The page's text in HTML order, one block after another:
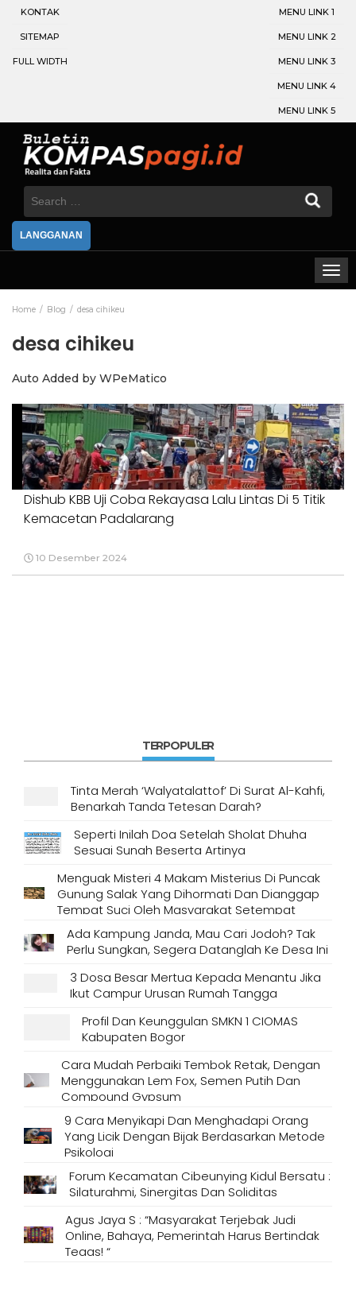
KONTAK
SITEMAP
FULL WIDTH
MENU LINK 1
MENU LINK 2
MENU LINK 3
MENU LINK 4
MENU LINK 5
Search
LANGGANAN
Home Blog desa cihikeu
desa cihikeu
Auto Added by WPeMatico
Dishub KBB Uji Coba Rekayasa Lalu Lintas Di 5 Titik
Kemacetan Padalarang
10 Desember 2024
TERPOPULER
Tinta Merah ‘Walyatalattof’ Di Surat Al-Kahfi,
Benarkah Tanda Tetesan Darah?
Seperti Inilah Doa Setelah Sholat Dhuha
Sesuai Sunah Beserta Artinya
Menguak Misteri 4 Makam Misterius Di Puncak
Gunung Salak Yang Dihormati Dan Dianggap
Tempat Suci Oleh Masyarakat Setempat
Ada Kampung Janda, Mau Cari Jodoh? Tak
Perlu Sungkan, Segera Datanglah Ke Desa Ini
3 Dosa Besar Mertua Kepada Menantu Jika
Ikut Campur Urusan Rumah Tangga
Profil Dan Keunggulan SMKN 1 CIOMAS
Kabupaten Bogor
Cara Mudah Perbaiki Tembok Retak, Dengan
Menggunakan Lem Fox, Semen Putih Dan
Compound Gypsum
9 Cara Menyikapi Dan Menghadapi Orang
Yang Licik Dengan Bijak Berdasarkan Metode
Psikologi
Forum Kecamatan Cibeunying Kidul Bersatu :
Silaturahmi, Sinergitas Dan Soliditas
Agus Jaya S : “Masyarakat Terjebak Judi
Online, Bahaya, Pemerintah Harus Bertindak
Tegas! “